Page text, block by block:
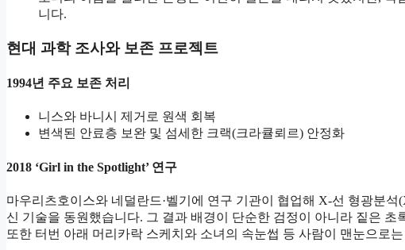
니다.
현대 과학 조사와 보존 프로젝트
1994년 주요 보존 처리
니스와 바니시 제거로 원색 회복
변색된 안료층 보완 및 섬세한 크랙(크라큘뢰르) 안정화
2018 ‘Girl in the Spotlight’ 연구
마우리츠호이스와 네덜란드·벨기에 연구 기관이 협업해 X-선 형광분
신 기술을 동원했습니다. 그 결과 배경이 단순한 검정이 아니라 짙은
또한 터번 아래 머리카락 스케치와 소녀의 속눈썹 등 사람이 맨눈으로